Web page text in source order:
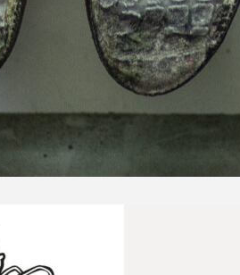
buty trekkingowe